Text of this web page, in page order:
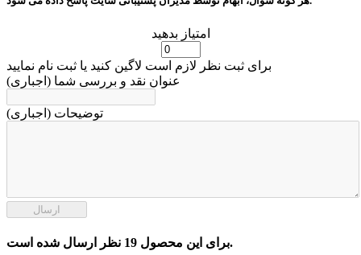
امتیاز بدهید
برای ثبت نظر لازم است لاگین کنید یا ثبت نام نمایید
عنوان نقد و بررسی شما (اجباری)
توضیحات (اجباری)
ارسال
برای این محصول 19 نظر ارسال شده است.